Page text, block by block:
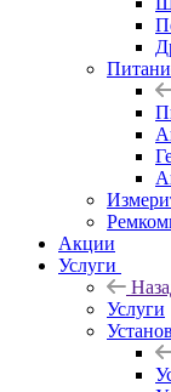
Акции
Услуги
Услуги